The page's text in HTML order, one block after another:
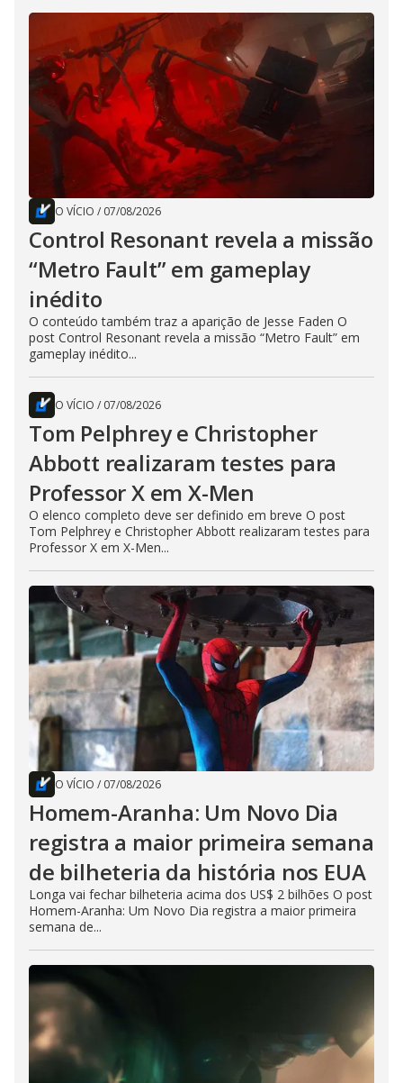
O VÍCIO / 07/08/2026
Control Resonant revela a missão
“Metro Fault” em gameplay
inédito
O conteúdo também traz a aparição de Jesse Faden O
post Control Resonant revela a missão “Metro Fault” em
gameplay inédito...
O VÍCIO / 07/08/2026
Tom Pelphrey e Christopher
Abbott realizaram testes para
Professor X em X-Men
O elenco completo deve ser definido em breve O post
Tom Pelphrey e Christopher Abbott realizaram testes para
Professor X em X-Men...
O VÍCIO / 07/08/2026
Homem-Aranha: Um Novo Dia
registra a maior primeira semana
de bilheteria da história nos EUA
Longa vai fechar bilheteria acima dos US$ 2 bilhões O post
Homem-Aranha: Um Novo Dia registra a maior primeira
semana de...